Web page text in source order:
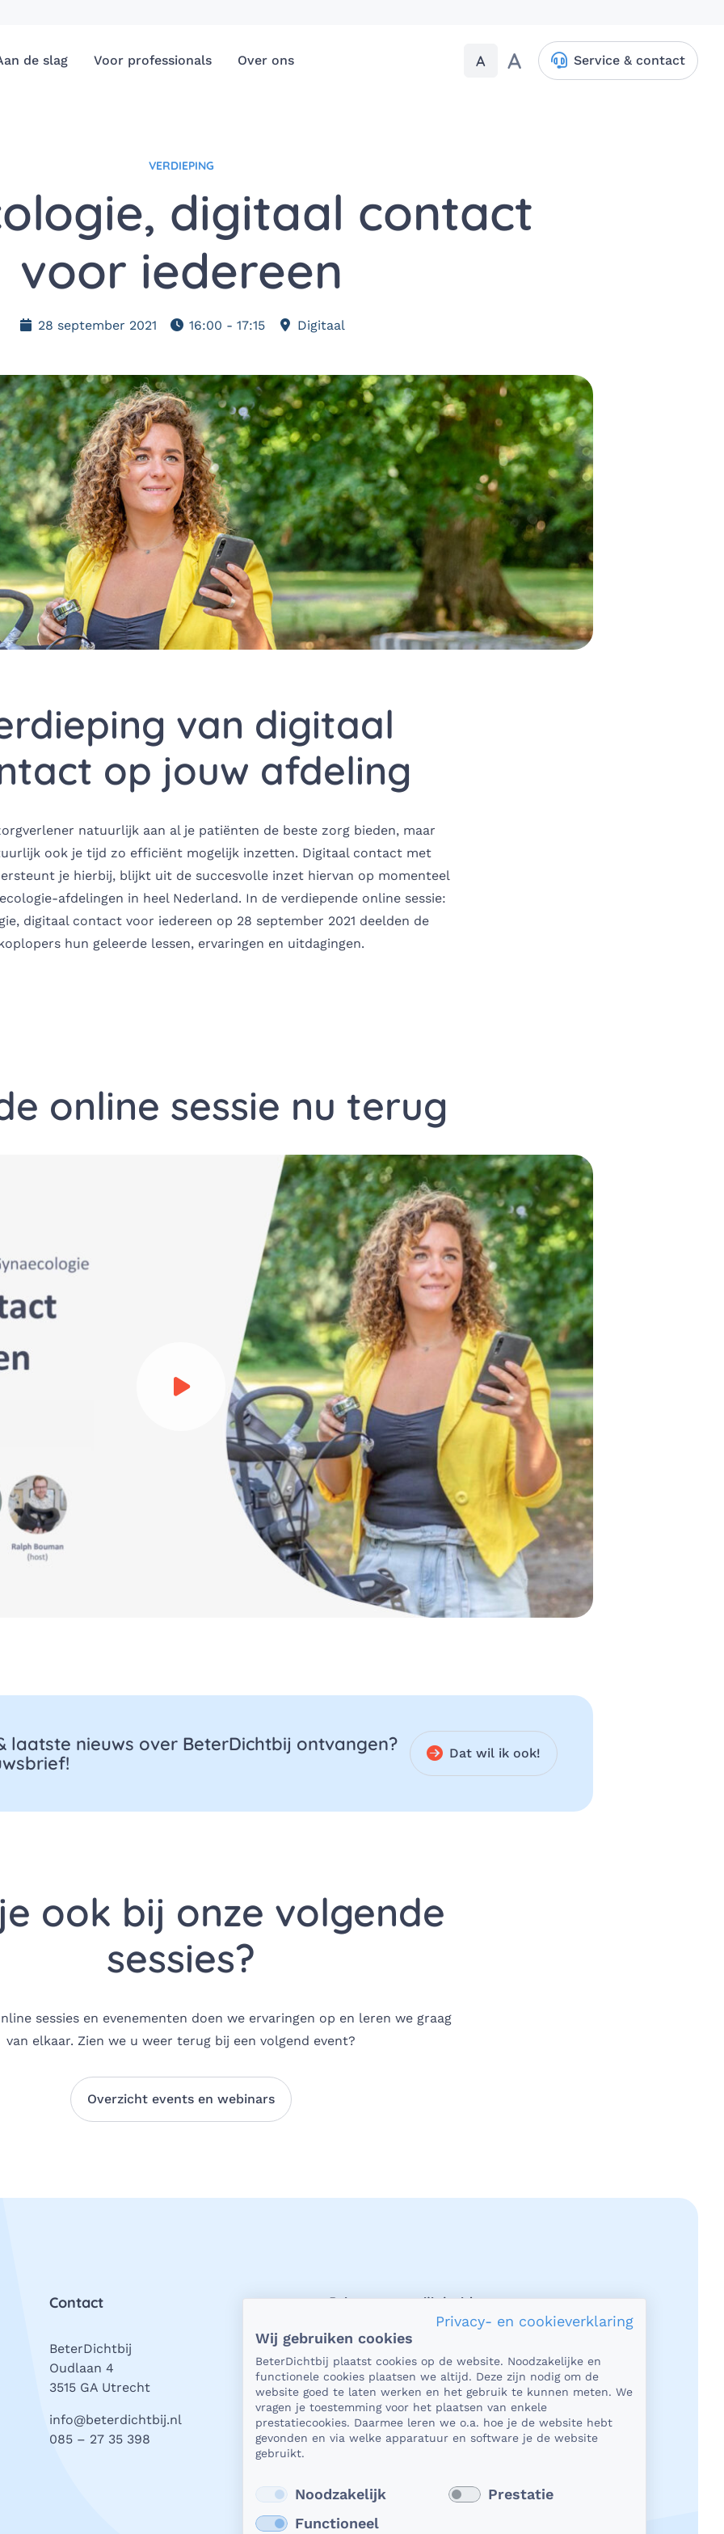
de slag Voor professionals Over ons A A Service & contact
VERDIEPING
digitaal contact
voor iedereen
28 september 2021 16:00 - 17:15 Digitaal
van digitaal
op jouw afdeling
natuurlijk aan al je patiënten de beste zorg bieden, maar
ook je tijd zo efficiënt mogelijk inzetten. Digitaal contact met
je hierbij, blijkt uit de succesvolle inzet hiervan op momenteel
afdelingen in heel Nederland. In de verdiepende online sessie:
digitaal contact voor iedereen op 28 september 2021 deelden de
hun geleerde lessen, ervaringen en uitdagingen.
online sessie nu terug
Bekijk video over Kijk de online sessie nu terug
laatste nieuws over BeterDichtbij ontvangen?
Dat wil ik ook!
ook bij onze volgende
sessies?
sessies en evenementen doen we ervaringen op en leren we graag
van elkaar. Zien we u weer terug bij een volgend event?
Overzicht events en webinars
Contact
BeterDichtbij
Oudlaan 4
3515 GA Utrecht
info@beterdichtbij.nl
085 – 27 35 398
Privacy en veiligheid
Als het gaat om je gezondheid, dan is het
natuurlijk heel belangrijk dat je jouw
vragen in een beveiligde omgeving kunt
stellen. En dat je er zeker van bent dat
wat je deelt, niet in verkeerde handen
valt. Daar kun je op rekenen bij
Lees verder
Privacy- en cookieverklaring
Wij gebruiken cookies
BeterDichtbij plaatst cookies op de website. Noodzakelijke en
functionele cookies plaatsen we altijd. Deze zijn nodig om de
website goed te laten werken en het gebruik te kunnen meten. We
vragen je toestemming voor het plaatsen van enkele
prestatiecookies. Daarmee leren we o.a. hoe je de website hebt
gevonden en via welke apparatuur en software je de website
gebruikt.
Noodzakelijk
Prestatie
Functioneel